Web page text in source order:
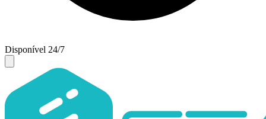
Disponível 24/7